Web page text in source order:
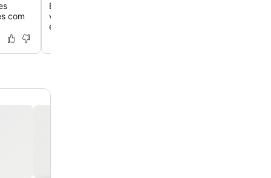
com
Experimente uma estadia altamente eficiente,
viajante moderno, combinando estética minimalista de
escandinavo com utilidade de alta funcionalidade.